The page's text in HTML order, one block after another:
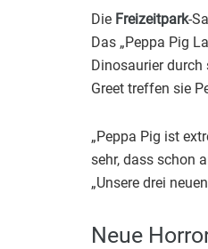
Die Freizeitpark-
Das „Peppa Pig
Dinosaurier durch
Greet treffen sie
„Peppa Pig ist
sehr, dass schon
„Unsere drei
Neue